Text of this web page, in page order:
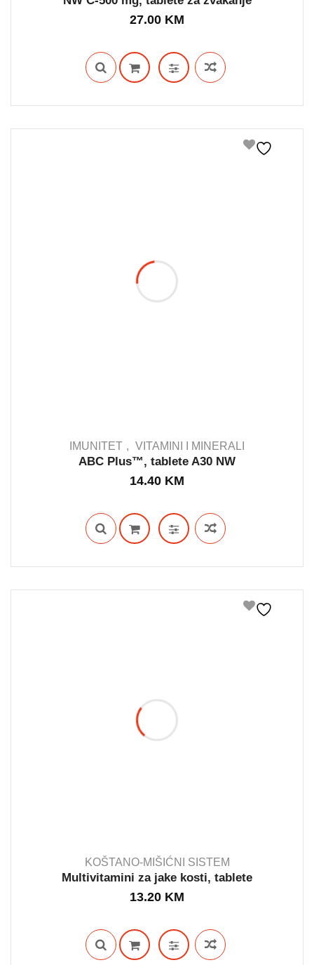
IN STOCK
27.00 KM
IN STOCK
IMUNITET VITAMINI I MINERALI
ABC Plus™, tablete A30 NW
14.40 KM
OUT STOCK
KOŠTANO-MIŠIĆNI SISTEM
Multivitamini za jake kosti, tablete
13.20 KM